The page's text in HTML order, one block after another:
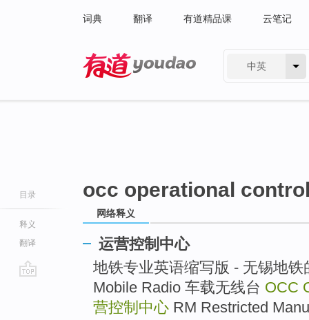
词典 翻译 有道精品课 云笔记
中英
目录
释义
翻译
occ operational
网络释义
运营控制中心
地铁专业英语缩写版 - 无锡地
Mobile Radio 车载无线台 OCC
营控制中心 RM Restricted